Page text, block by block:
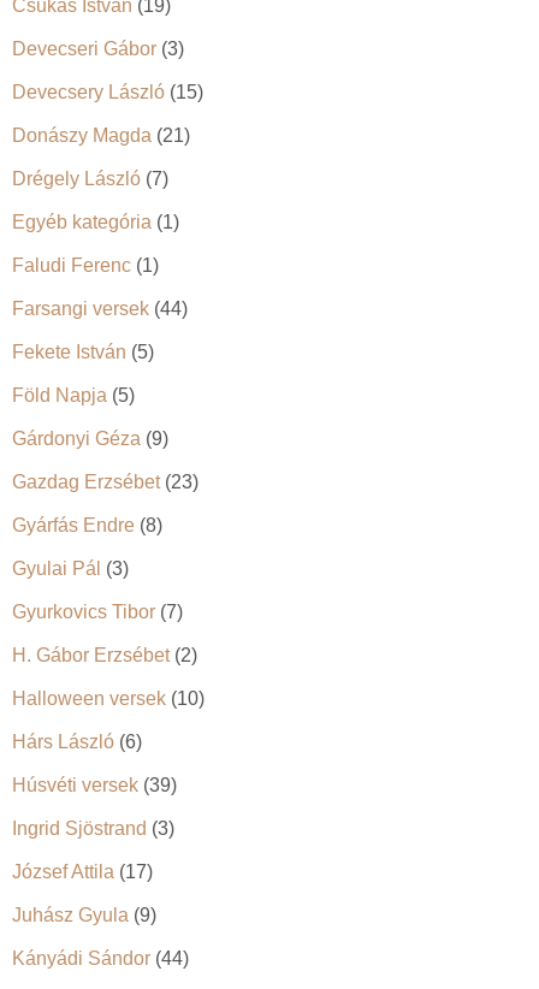
Csukás István (19)
Devecseri Gábor (3)
Devecsery László (15)
Donászy Magda (21)
Drégely László (7)
Egyéb kategória (1)
Faludi Ferenc (1)
Farsangi versek (44)
Fekete István (5)
Föld Napja (5)
Gárdonyi Géza (9)
Gazdag Erzsébet(23)
Gyárfás Endre (8)
Gyulai Pál (3)
Gyurkovics Tibor (7)
H. Gábor Erzsébet(2)
Halloween versek (10)
Hárs László (6)
Húsvéti versek (39)
Ingrid Sjöstrand (3)
József Attila (17)
Juhász Gyula (9)
Kányádi Sándor (44)